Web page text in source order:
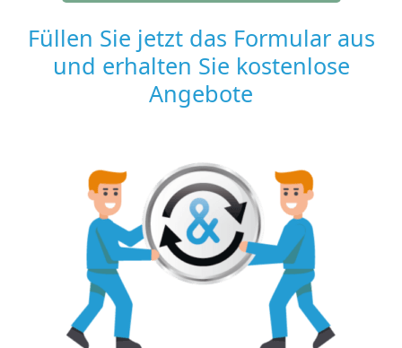
Füllen Sie jetzt das Formular aus
und erhalten Sie kostenlose
Angebote